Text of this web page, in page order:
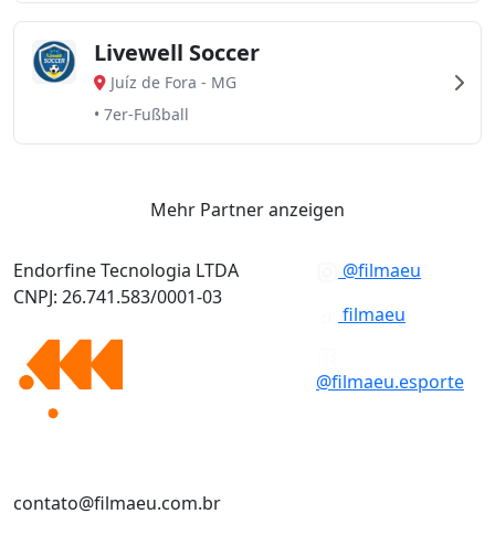
Livewell Soccer
Juíz de Fora - MG
• 7er-Fußball
Mehr Partner anzeigen
Endorfine Tecnologia LTDA
CNPJ: 26.741.583/0001-03
contato@filmaeu.com.br
@filmaeu
filmaeu
@filmaeu.esporte